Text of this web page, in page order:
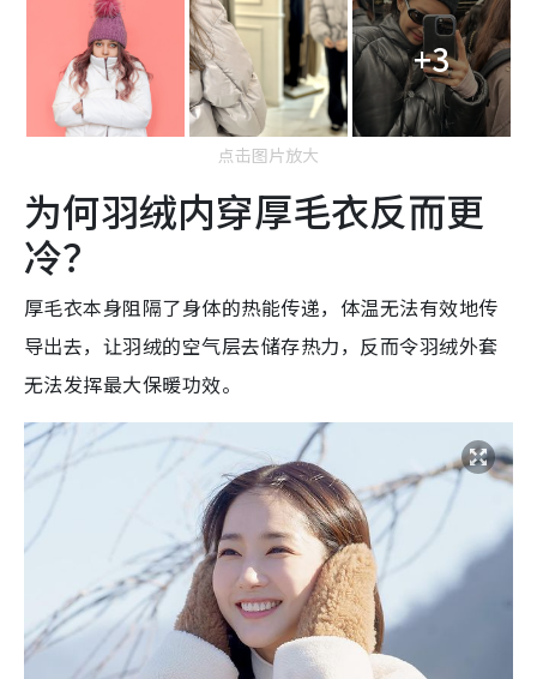
+3
点击图片放大
为何羽绒内穿厚毛衣反而更
冷？
厚毛衣本身阻隔了身体的热能传递，体温无法有效地传
导出去，让羽绒的空气层去储存热力，反而令羽绒外套
无法发挥最大保暖功效。